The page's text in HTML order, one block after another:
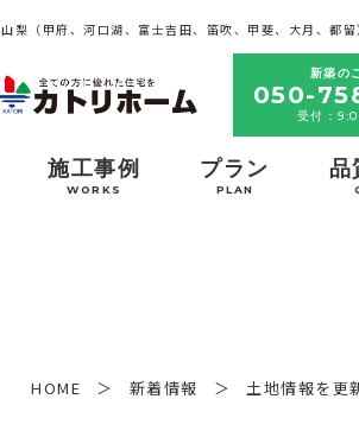
山梨（甲府、河口湖、富士吉田、笛吹、甲斐、大月、都
新築の
050-
受付：
施工事例
WORKS
プラン
PLAN
品
HOME 新着情報 土地情報を更